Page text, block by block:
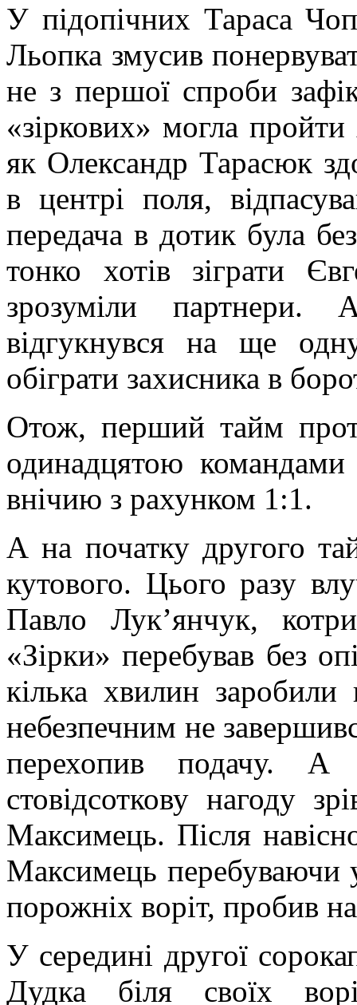
У підопічних Тараса
Льопка змусив
не з першої спроби
«зіркових» могла
як Олександр Тарасюк
в центрі поля,
передача в дотик була
тонко хотів зіграти
зрозуміли
відгукнувся на ще
обіграти захисника в
Отож, перший тайм
одинадцятою командами
внічию з рахунком 1:1.
А на початку другого
кутового. Цього разу
Павло Лук’янчук,
«Зірки» перебував без
кілька хвилин
небезпечним не
перехопив подачу. А
стовідсоткову нагоду
Максимець. Після
Максимець перебуваючи
порожніх воріт, пробив
У середині другої
Дудка біля своїх